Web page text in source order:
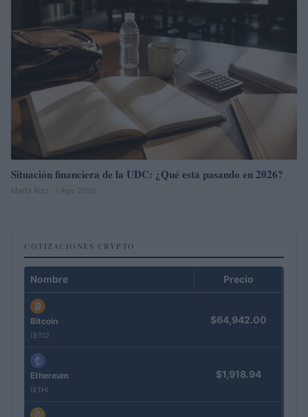
Situación financiera de la UDC: ¿Qué está pasando en 2026?
Marta Ruiz · 1 Ago 2026
COTIZACIONES CRYPTO
Nombre Precio
Bitcoin
(BTC)
$64,942.00
Ethereum
(ETH)
$1,918.94